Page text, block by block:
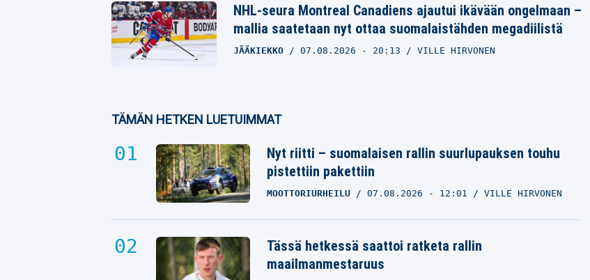
NHL-seura Montreal Canadiens ajautui ikävään ongelmaan –
mallia saatetaan nyt ottaa suomalaistähden megadiilistä
JÄÄKIEKKO 07.08.2026 - 20:13 VILLE HIRVONEN
TÄMÄN HETKEN LUETUIMMAT
Nyt riitti – suomalaisen rallin suurlupauksen touhu
pistettiin pakettiin
MOOTTORIURHEILU 07.08.2026 - 12:01 VILLE HIRVONEN
Tässä hetkessä saattoi ratketa rallin
maailmanmestaruus